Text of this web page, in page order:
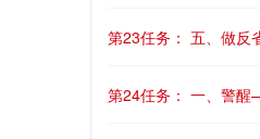
第23任务： 五、做反
第24任务： 一、警